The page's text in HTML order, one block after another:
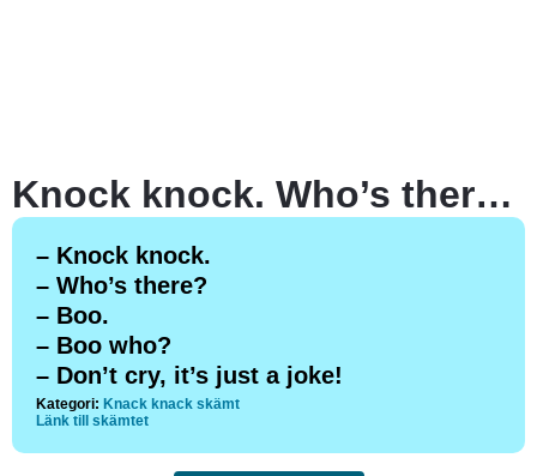
Knock knock. Who’s there? Boo.
– Knock knock.
– Who’s there?
– Boo.
– Boo who?
– Don’t cry, it’s just a joke!
Kategori: Knack knack skämt
Länk till skämtet